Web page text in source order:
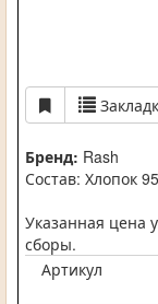
Бренд: Rash
Состав: Хлопок
Указанная цена
сборы.
Артикул